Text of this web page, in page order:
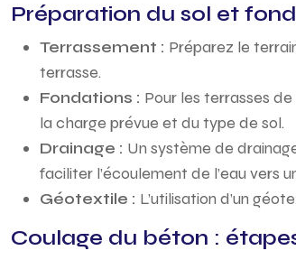
Préparation du sol et
Terrassement : Préparez le
terrasse.
Fondations : Pour les terrasses
la charge prévue et du type de sol.
Drainage : Un système de
faciliter l’écoulement de l’eau vers
Géotextile : L’utilisation d’un
Coulage du béton :